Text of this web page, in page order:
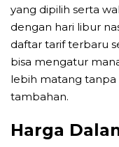
yang dipilih serta
dengan hari libur
daftar tarif terbaru
bisa mengatur
lebih matang tanpa
tambahan.
Harga